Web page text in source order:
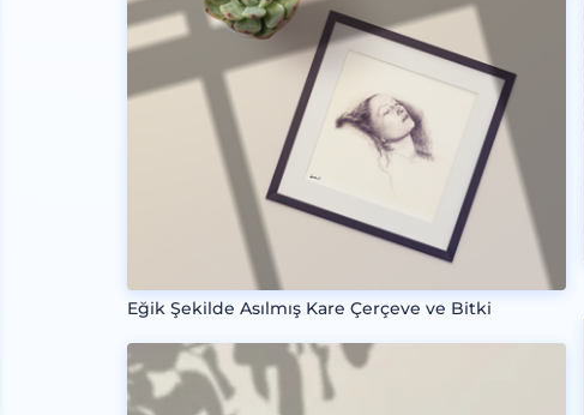
Eğik Şekilde Asılmış Kare Çerçeve ve Bitki